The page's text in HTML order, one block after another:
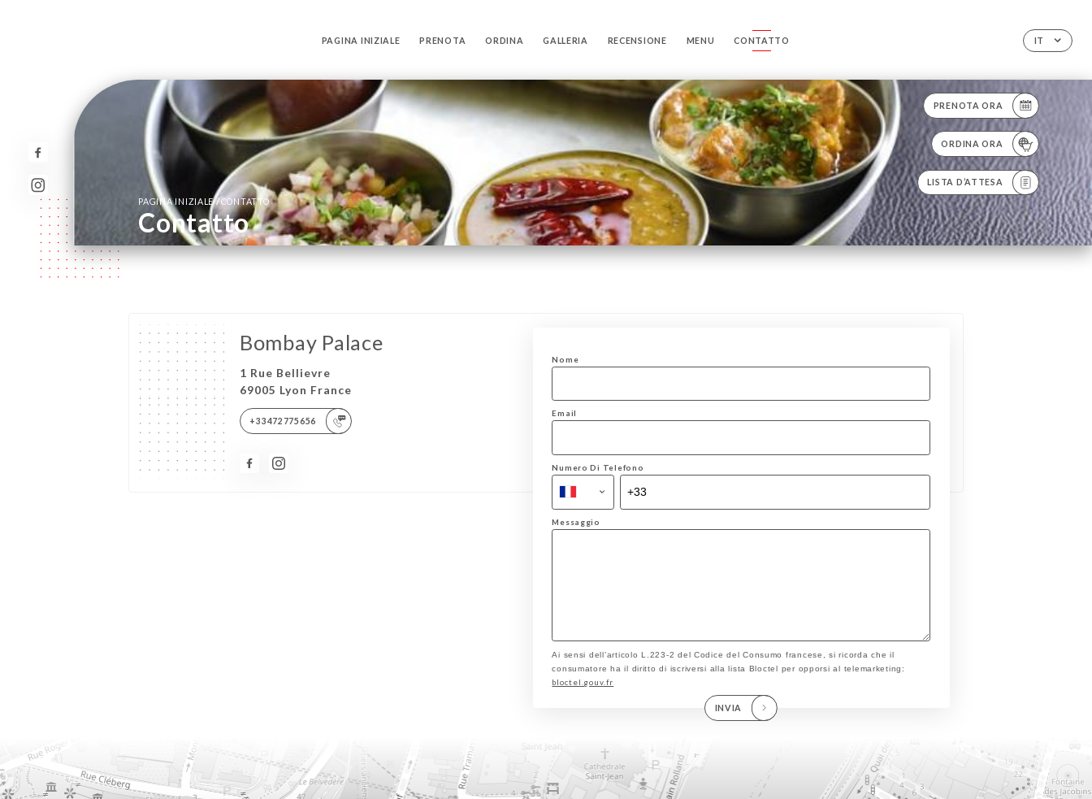
IT
PAGINA INIZIALE PRENOTA ORDINA GALLERIA RECENSIONE MENU CONTATTO
PRENOTA ORA
ORDINA ORA
LISTA D’ATTESA
PAGINA INIZIALE/CONTATTO
Contatto
Bombay Palace
1 Rue Bellievre
69005 Lyon France
+33472775656
Nome
Email
Numero Di Telefono
Messaggio
Ai sensi dell’articolo L.223-2 del Codice del Consumo francese, si ricorda che il
consumatore ha il diritto di iscriversi alla lista Bloctel per opporsi al telemarketing:
bloctel.gouv.fr
INVIA